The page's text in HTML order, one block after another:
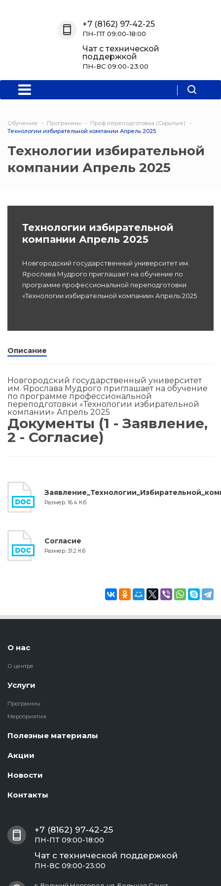
Программы
подготовки
Проф
(Скрытые)
Мероприятия
Информация
+7 (8162) 97-42-25
ПН-ПТ 09:00-18:00
Чат с технической
поддержкой
ПН-ВС 09:00-23:00
Обучение Программы
Проф переподготовка (Скрытые)
Технологии избирательной компании Апрель 2025
Технологии избирательной
компании Апрель 2025
Технологии избирательной
компании Апрель 2025
Новгородский государственный университет им.
Ярослава Мудрого приглашает на обучение по
программе профессиональной переподготовки
«Технологии избирательной компании» Апрель 2025
Описание
Новгородский государственный университет
им. Ярослава Мудрого приглашает на обучение
по программе профессиональной
переподготовки «Технологии избирательной
компании» Апрель 2025
Документы (1 - Заявление,
2 - Согласие)
Размер: 16.4 Кб
Согласие
Размер: 31.2 Кб
О нас
О центре
Услуги
Программы
Мероприятия
Полезные материалы
Акции
Новости
Контакты
+7 (8162) 97-42-25
ПН-ПТ 09:00-18:00
Чат с технической поддержкой
ПН-ВС 09:00-23:00